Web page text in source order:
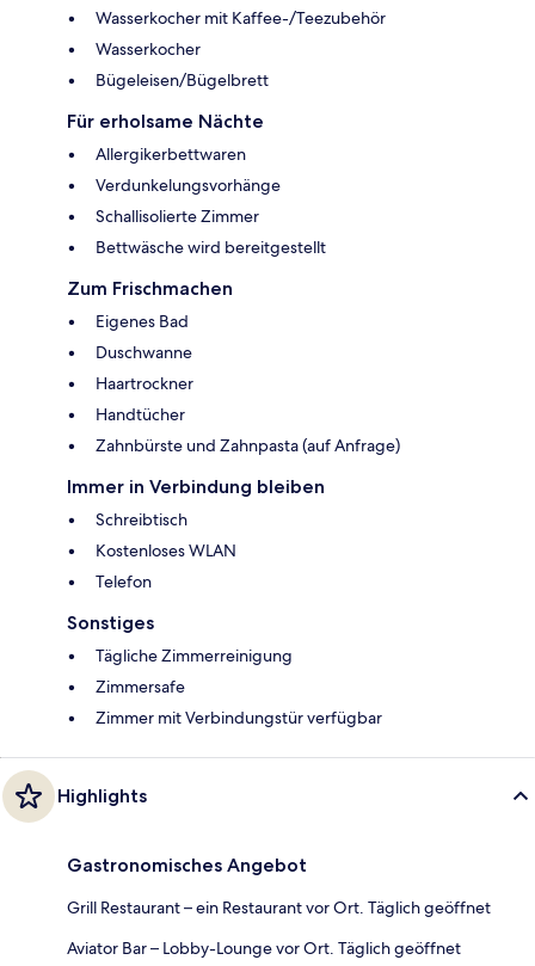
Wasserkocher mit Kaffee-/Teezubehör
Wasserkocher
Bügeleisen/Bügelbrett
Für erholsame Nächte
Allergikerbettwaren
Verdunkelungsvorhänge
Schallisolierte Zimmer
Bettwäsche wird bereitgestellt
Zum Frischmachen
Eigenes Bad
Duschwanne
Haartrockner
Handtücher
Zahnbürste und Zahnpasta (auf Anfrage)
Immer in Verbindung bleiben
Schreibtisch
Kostenloses WLAN
Telefon
Sonstiges
Tägliche Zimmerreinigung
Zimmersafe
Zimmer mit Verbindungstür verfügbar
Highlights
Gastronomisches Angebot
Grill Restaurant – ein Restaurant vor Ort. Täglich geöffnet
Aviator Bar – Lobby-Lounge vor Ort. Täglich geöffnet